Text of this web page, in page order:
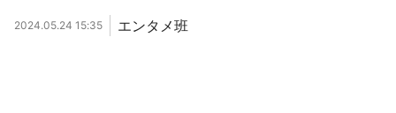
2024.05.24 15:35 エンタメ班